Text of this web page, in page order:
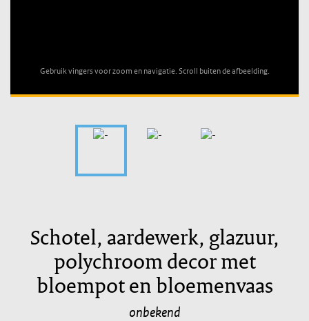
Gebruik vingers voor zoom en navigatie. Scroll buiten de afbeelding.
Schotel, aardewerk, glazuur,
polychroom decor met
bloempot en bloemenvaas
onbekend